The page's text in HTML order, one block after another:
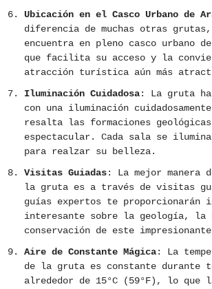
Ubicación en el Casco Urbano de
diferencia de muchas otras
encuentra en pleno casco urbano
que facilita su acceso y la
atracción turística aún más
Iluminación Cuidadosa: La gruta
con una iluminación
resalta las formaciones geológicas
espectacular. Cada sala se
para realzar su belleza.
Visitas Guiadas: La mejor manera
la gruta es a través de visitas
guías expertos te proporcionarán
interesante sobre la geología,
conservación de este
Aire de Constante Mágica: La
de la gruta es constante durante
alrededor de 15°C (59°F), lo que